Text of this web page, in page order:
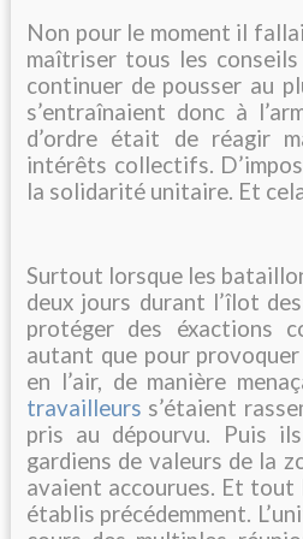
Non pour le moment il
maîtriser tous les
continuer de pousser au
s’entraînaient donc à
d’ordre était de réagir
intérêts collectifs.
la solidarité unitaire. Et
Surtout lorsque les
deux jours durant l’îlot
protéger des éxactions
autant que pour
en l’air, de manière
travailleurs s’étaient
pris au dépourvu. Puis
gardiens de valeurs de la
avaient accourues. Et tout
établis précédemment.